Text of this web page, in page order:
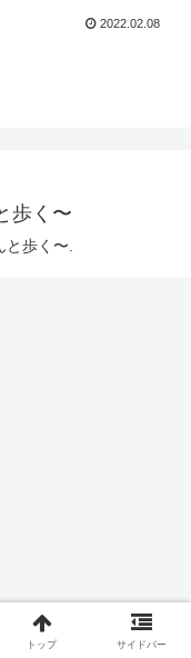
2022.02.08
歩く〜
歩く〜.
トップ サイドバー